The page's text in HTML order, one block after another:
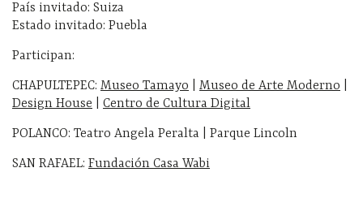
País invitado: Suiza
Estado invitado: Puebla
Participan:
CHAPULTEPEC: Museo Tamayo Museo de Arte Moderno
Design House
Centro de Cultura Digital
POLANCO: Teatro Angela Peralta | Parque Lincoln
SAN RAFAEL: Fundación Casa Wabi